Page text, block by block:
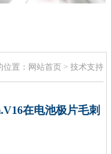
位置： 网站首页 > 技术支持
在电池极片毛刺